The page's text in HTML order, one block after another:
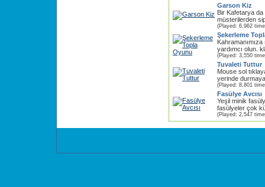
Garson Kiz
Bir Kafetarya
müsterilerden
(Played: 6,962
Şekerleme
yardımcı olun.
(Played: 3,550
Tuvaleti Tuttur
Mouse sol
yerinde
(Played: 8,801
Fasülye Avcısı
Yeşil minik
fasülyeler çok
(Played: 2,547